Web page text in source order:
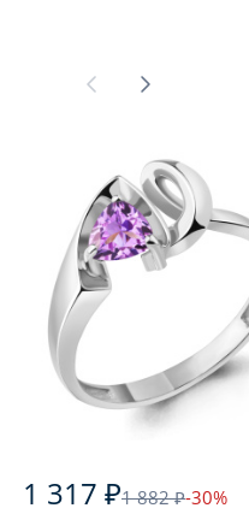
1 317 ₽1 882 ₽-30%